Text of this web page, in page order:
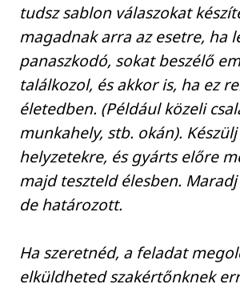
tudsz sablon válaszokat
magadnak arra az esetre, ha
panaszkodó, sokat beszélő
találkozol, és akkor is, ha ez
életedben. (Például közeli
munkahely, stb. okán).
helyzetekre, és gyárts előre
majd teszteld élesben.
de határozott.
Ha szeretnéd, a feladat
elküldheted szakértőnknek